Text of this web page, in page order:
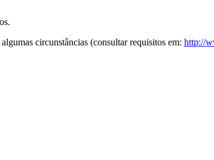
circunstâncias (consultar requisitos em: http://